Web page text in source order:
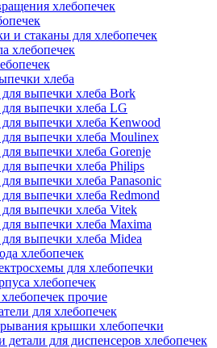
хлебопечек
и стаканы для хлебопечек
хлебопечек
хлеба
выпечки хлеба Bork
выпечки хлеба LG
выпечки хлеба Kenwood
выпечки хлеба Moulinex
выпечки хлеба Gorenje
выпечки хлеба Philips
выпечки хлеба Panasonic
выпечки хлеба Redmond
выпечки хлеба Vitek
выпечки хлеба Maxima
выпечки хлеба Midea
хлебопечек
для хлебопечки
хлебопечек
прочие
для хлебопечек
крышки хлебопечки
детали для диспенсеров хлебопечек